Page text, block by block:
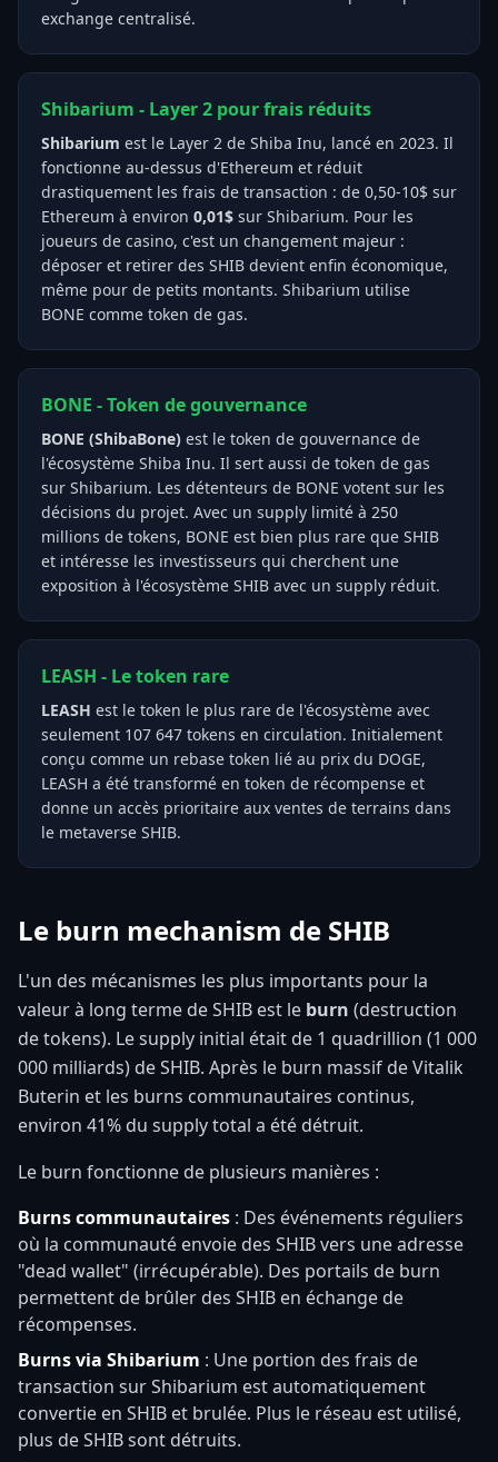
exchange centralisé.
Shibarium - Layer 2 pour frais réduits
Shibarium est le Layer 2 de Shiba Inu, lancé en 2023. Il
fonctionne au-dessus d'Ethereum et réduit
drastiquement les frais de transaction : de 0,50-10$ sur
Ethereum à environ 0,01$ sur Shibarium. Pour les
joueurs de casino, c'est un changement majeur :
déposer et retirer des SHIB devient enfin économique,
même pour de petits montants. Shibarium utilise
BONE comme token de gas.
BONE - Token de gouvernance
BONE (ShibaBone) est le token de gouvernance de
l'écosystème Shiba Inu. Il sert aussi de token de gas
sur Shibarium. Les détenteurs de BONE votent sur les
décisions du projet. Avec un supply limité à 250
millions de tokens, BONE est bien plus rare que SHIB
et intéresse les investisseurs qui cherchent une
exposition à l'écosystème SHIB avec un supply réduit.
LEASH - Le token rare
LEASH est le token le plus rare de l'écosystème avec
seulement 107 647 tokens en circulation. Initialement
conçu comme un rebase token lié au prix du DOGE,
LEASH a été transformé en token de récompense et
donne un accès prioritaire aux ventes de terrains dans
le metaverse SHIB.
Le burn mechanism de SHIB
L'un des mécanismes les plus importants pour la
valeur à long terme de SHIB est le burn (destruction
de tokens). Le supply initial était de 1 quadrillion (1 000
000 milliards) de SHIB. Après le burn massif de Vitalik
Buterin et les burns communautaires continus,
environ 41% du supply total a été détruit.
Le burn fonctionne de plusieurs manières :
Burns communautaires : Des événements réguliers
où la communauté envoie des SHIB vers une adresse
"dead wallet" (irrécupérable). Des portails de burn
permettent de brûler des SHIB en échange de
récompenses.
Burns via Shibarium : Une portion des frais de
transaction sur Shibarium est automatiquement
convertie en SHIB et brulée. Plus le réseau est utilisé,
plus de SHIB sont détruits.